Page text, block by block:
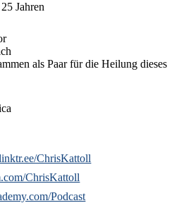
Jahren
als Paar für die Heilung dieses
ChrisKattoll
ChrisKattoll
Podcast